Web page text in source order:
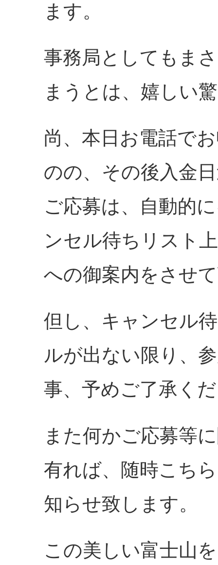
ます。
事務局としてもま
まうとは、嬉しい
尚、本日お電話で
のの、その後入金
ご応募は、自動的
ンセル待ちリスト
への御案内をさせ
但し、キャンセル
ルが出ない限り、
事、予めご了承く
また何かご応募等
有れば、随時こち
知らせ致します。
この美しい富士山